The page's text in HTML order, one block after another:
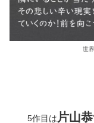
世
5作目は 片山恭